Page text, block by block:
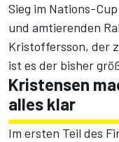
Sieg im Nations-
und amtierenden
Kristoffersson, der
ist es der bisher
Kristensen
alles klar
Im ersten Teil des